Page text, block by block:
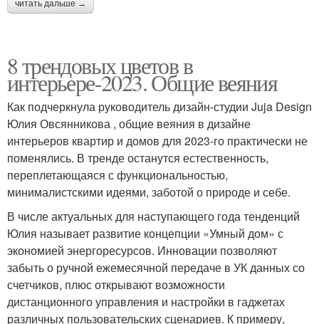
читать дальше →
8 трендовых цветов в
интерьере-2023. Общие веяния
Как подчеркнула руководитель дизайн-студии Juja Design
Юлия Овсянникова , общие веяния в дизайне
интерьеров квартир и домов для 2023-го практически не
поменялись. В тренде останутся естественность,
переплетающаяся с функциональностью,
минималистскими идеями, заботой о природе и себе.
В числе актуальных для наступающего года тенденций
Юлия называет развитие концепции «Умный дом» с
экономией энергоресурсов. Инновации позволяют
забыть о ручной ежемесячной передаче в УК данных со
счетчиков, плюс открывают возможности
дистанционного управления и настройки в гаджетах
различных пользовательских сценариев. К примеру,